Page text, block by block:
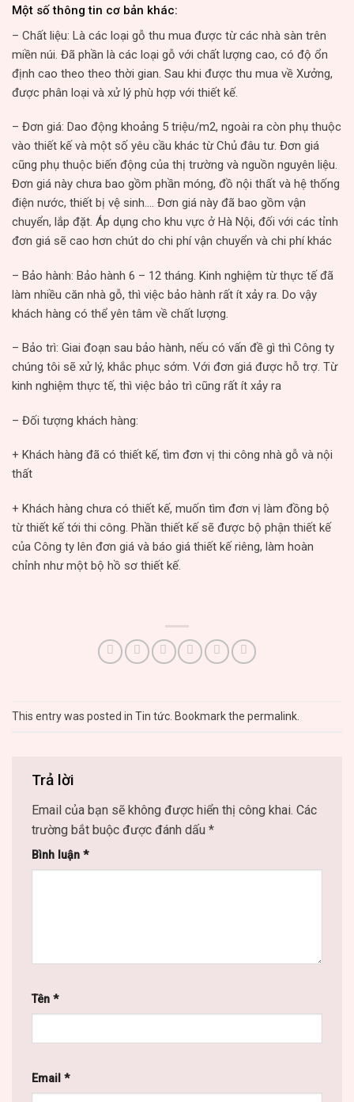
Một số thông tin cơ bản khác:
– Chất liệu: Là các loại gỗ thu mua được từ các nhà sàn trên
miền núi. Đã phần là các loại gỗ với chất lượng cao, có độ ổn
định cao theo theo thời gian. Sau khi được thu mua về Xưởng,
được phân loại và xử lý phù hợp với thiết kế.
– Đơn giá: Dao động khoảng 5 triệu/m2, ngoài ra còn phụ thuộc
vào thiết kế và một số yêu cầu khác từ Chủ đâu tư. Đơn giá
cũng phụ thuộc biến động của thị trường và nguồn nguyên liệu.
Đơn giá này chưa bao gồm phần móng, đồ nội thất và hệ thống
điện nước, thiết bị vệ sinh…. Đơn giá này đã bao gồm vận
chuyển, lắp đặt. Áp dụng cho khu vực ở Hà Nội, đối với các tỉnh
đơn giá sẽ cao hơn chút do chi phí vận chuyển và chi phí khác
– Bảo hành: Bảo hành 6 – 12 tháng. Kinh nghiệm từ thực tế đã
làm nhiều căn nhà gỗ, thì việc bảo hành rất ít xảy ra. Do vậy
khách hàng có thể yên tâm về chất lượng.
– Bảo trì: Giai đoạn sau bảo hành, nếu có vấn đề gì thì Công ty
chúng tôi sẽ xử lý, khắc phục sớm. Với đơn giá được hỗ trợ. Từ
kinh nghiệm thực tế, thì việc bảo trì cũng rất ít xảy ra
– Đối tượng khách hàng:
+ Khách hàng đã có thiết kế, tìm đơn vị thi công nhà gỗ và nội
thất
+ Khách hàng chưa có thiết kế, muốn tìm đơn vị làm đồng bộ
từ thiết kế tới thi công. Phần thiết kế sẽ được bộ phận thiết kế
của Công ty lên đơn giá và báo giá thiết kế riêng, làm hoàn
chỉnh như một bộ hồ sơ thiết kế.
This entry was posted in Tin tức . Bookmark the permalink
Trả lời
Email của bạn sẽ không được hiển thị công khai. Các
trường bắt buộc được đánh dấu *
Bình luận *
Tên *
Email *